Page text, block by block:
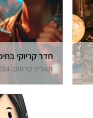
תאריך פרסום: 06/10/2024